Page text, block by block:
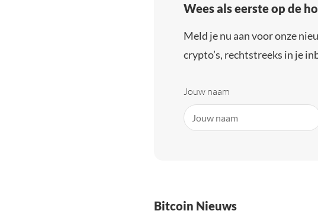
Wees als eerste op de
Meld je nu aan voor onze
crypto’s, rechtstreeks in je
Jouw naam
Bitcoin Nieuws